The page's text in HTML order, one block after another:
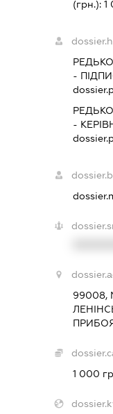
(грн.):1
-
-
99008,
1 000